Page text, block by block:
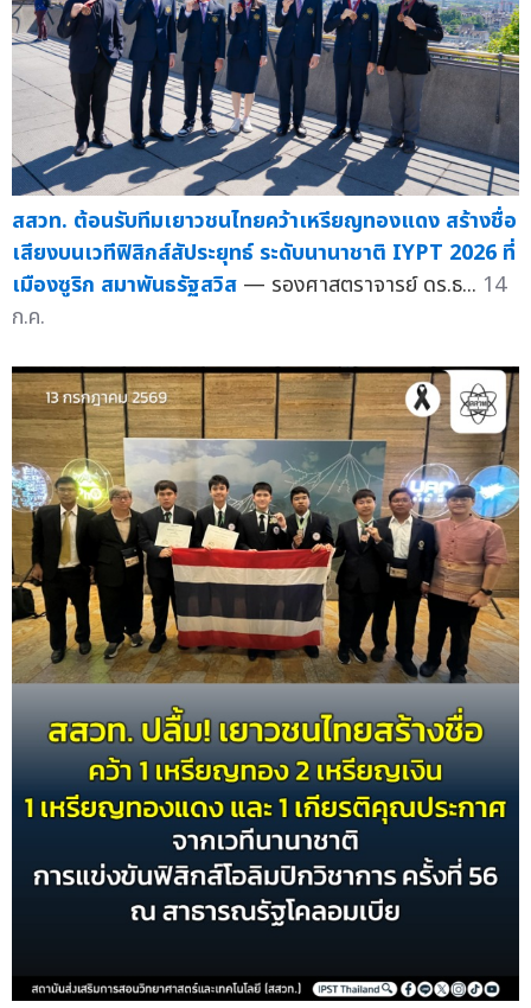
สสวท. ต้อนรับทีมเยาวชนไทยคว้าเหรียญทองแดง สร้างชื่อ
เสียงบนเวทีฟิสิกส์สัประยุทธ์ ระดับนานาชาติ IYPT 2026 ที่
เมืองซูริก สมาพันธรัฐสวิส — รองศาสตราจารย์ ดร.ธ... 14
ก.ค.